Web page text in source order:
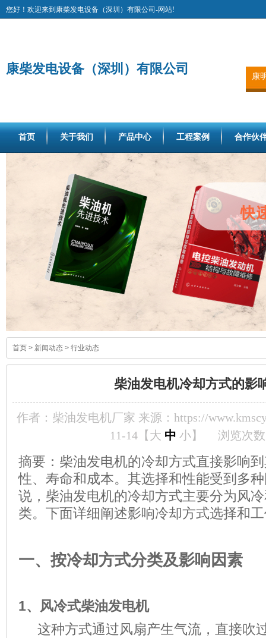
您好！欢迎来到康柴发电设备（深圳）有限公司-网站!
康柴发电设备（深圳）有限公司
康
首页 关于我们 产品中心 工程案例 合作伙
首页 > 新闻动态 > 行业动态
柴油发电机冷却方式的影
作者：柴油发电机厂家 来源：https://
11-14【 大 中 小】 浏览次
摘要：柴油发电机的冷却方式直接影响
性、寿命和成本。其选择和性能受到多
说，柴油发电机的冷却方式主要分为风
类。下面详细阐述影响冷却方式选择和
一、按冷却方式分类及影响因素
1、
风冷式柴油发电机
这种方式通过风扇产生气流，直接吹